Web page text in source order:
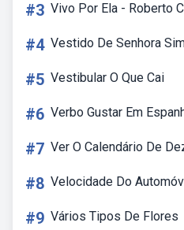
#3 Vivo Por Ela - Roberto
#4 Vestido De Senhora
#5 Vestibular O Que Cai
#6 Verbo Gustar Em
#7 Ver O Calendário De
#8 Velocidade Do
#9 Vários Tipos De Flores